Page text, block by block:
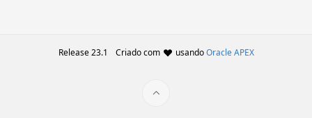
Release 23.1 Criado com usandoOracle APEX